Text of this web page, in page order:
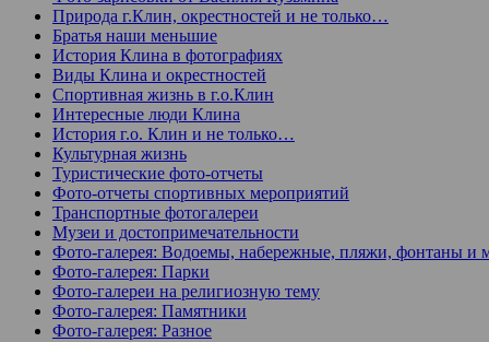
Природа г.Клин, окрестностей и не только…
Братья наши меньшие
История Клина в фотографиях
Виды Клина и окрестностей
Спортивная жизнь в г.о.Клин
Интересные люди Клина
История г.о. Клин и не только…
Культурная жизнь
Туристические фото-отчеты
Фото-отчеты спортивных мероприятий
Транспортные фотогалереи
Музеи и достопримечательности
Фото-галерея: Водоемы, набережные, пляжи, фонтаны и
Фото-галерея: Парки
Фото-галереи на религиозную тему
Фото-галерея: Памятники
Фото-галерея: Разное